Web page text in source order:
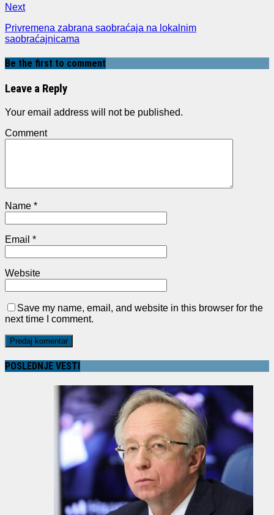
Next
Privremena zabrana saobraćaja na lokalnim
saobraćajnicama
Be the first to comment
Leave a Reply
Your email address will not be published.
Comment
Name *
Email *
Website
Save my name, email, and website in this browser for the
next time I comment.
POSLEDNJE VESTI